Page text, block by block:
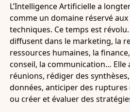
L’Intelligence Artificielle a
comme un domaine réservé aux
techniques. Ce temps est
diffusent dans le marketing, la
ressources humaines, la
conseil, la communication… Elle
réunions, rédiger des
données, anticiper des ruptures
ou créer et évaluer des